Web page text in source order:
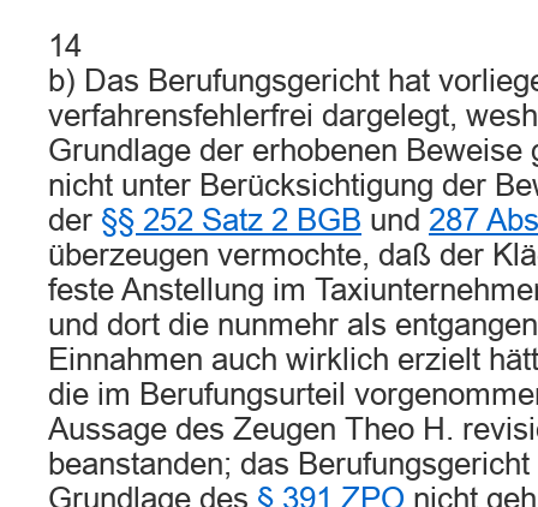
14
b) Das Berufungsgericht hat
verfahrensfehlerfrei dargelegt,
Grundlage der erhobenen Beweise
nicht unter Berücksichtigung der
der §§ 252 Satz 2 BGB und 287
überzeugen vermochte, daß der
feste Anstellung im
und dort die nunmehr als
Einnahmen auch wirklich erzielt
die im Berufungsurteil
Aussage des Zeugen Theo H.
beanstanden; das
Grundlage des § 391 ZPO nicht